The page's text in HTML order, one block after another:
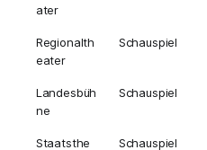
ater
Regionalth
eater
Schauspiel
Landesbüh
ne
Schauspiel
Staatsthe Schauspiel